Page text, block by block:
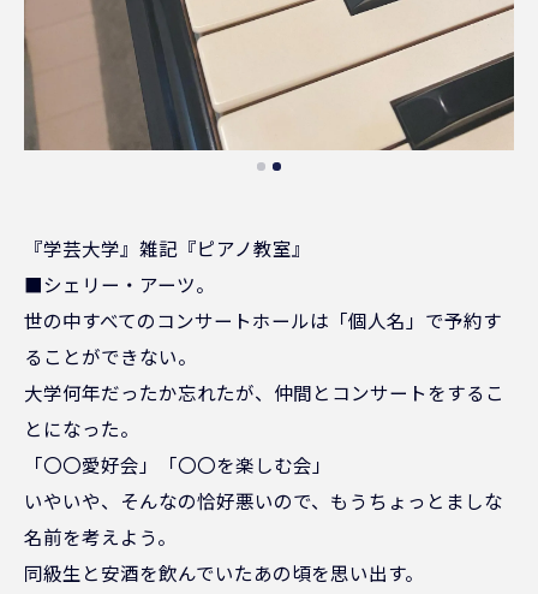
『学芸大学』雑記『ピアノ教室』
■シェリー・アーツ。
世の中すべてのコンサートホールは「個人名」で予約す
ることができない。
大学何年だったか忘れたが、仲間とコンサートをするこ
とになった。
「〇〇愛好会」「〇〇を楽しむ会」
いやいや、そんなの恰好悪いので、もうちょっとましな
名前を考えよう。
同級生と安酒を飲んでいたあの頃を思い出す。